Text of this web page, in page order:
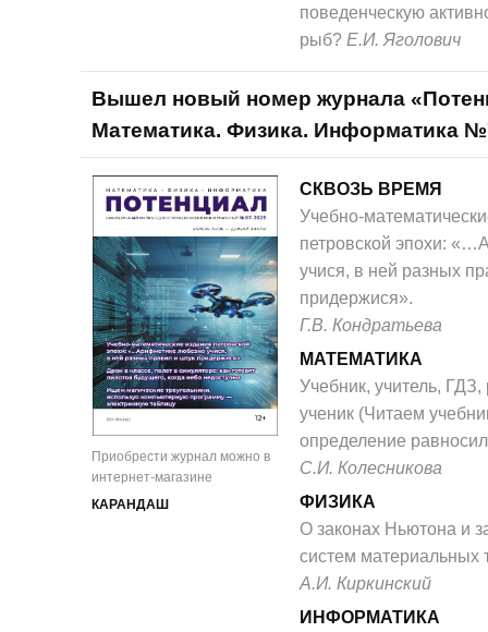
поведенческую
рыб? Е.И. Яголович
Вышел новый номер журнала
Математика. Физика. Информатика
Приобрести журнал можно в
интернет-магазине
КАРАНДАШ
СКВОЗЬ ВРЕМЯ
Учебно-
петровской эпохи:
учися, в ней разных
придержися».
Г.В. Кондратьева
МАТЕМАТИКА
Учебник, учитель,
ученик (Читаем
определение
С.И. Колесникова
ФИЗИКА
О законах Ньютона и
систем материальных
А.И. Киркинский
ИНФОРМАТИКА